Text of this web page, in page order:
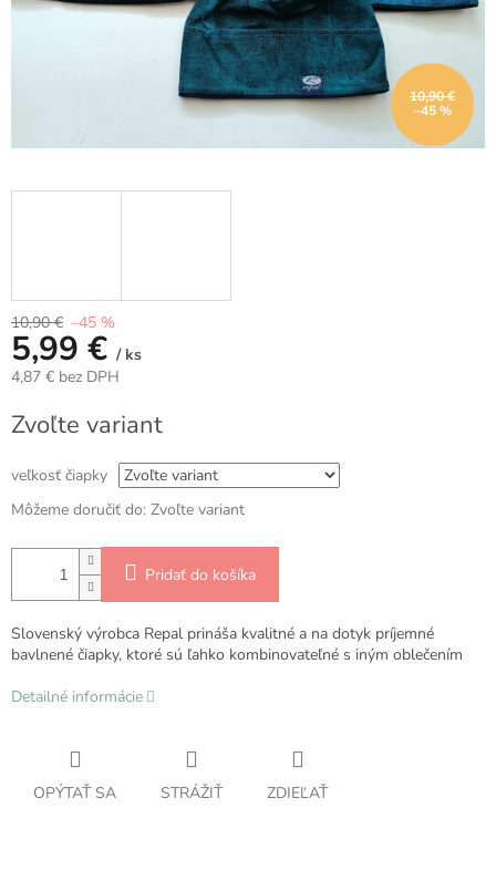
10,90 €
–45 %
10,90 € –45 %
5,99 € / ks
4,87 € bez DPH
cena:
Zvoľte variant
veľkosť čiapky
Môžeme doručiť do: Zvoľte variant
Pridať do košíka
Slovenský výrobca Repal prináša kvalitné a na dotyk príjemné
bavlnené čiapky, ktoré sú ľahko kombinovateľné s iným oblečením
Detailné informácie
OPÝTAŤ SA STRÁŽIŤ ZDIEĽAŤ